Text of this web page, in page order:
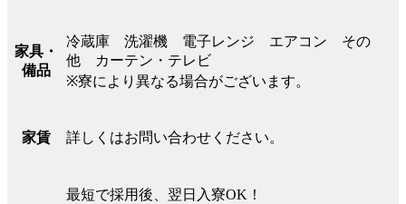
家具・
備品
冷蔵庫 洗濯機 電子レンジ エアコン その
他 カーテン・テレビ
※寮により異なる場合がございます。
家賃 詳しくはお問い合わせください。
最短で採用後、翌日入寮OK！